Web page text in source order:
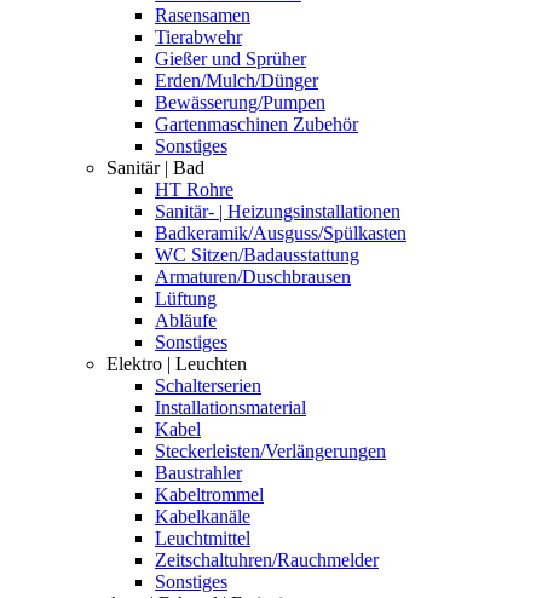
Rasensamen
Tierabwehr
Gießer und Sprüher
Erden/Mulch/Dünger
Bewässerung/Pumpen
Gartenmaschinen Zubehör
Sonstiges
Sanitär | Bad
HT Rohre
Sanitär- | Heizungsinstallationen
Badkeramik/Ausguss/Spülkasten
WC Sitzen/Badausstattung
Armaturen/Duschbrausen
Lüftung
Abläufe
Sonstiges
Elektro | Leuchten
Schalterserien
Installationsmaterial
Kabel
Steckerleisten/Verlängerungen
Baustrahler
Kabeltrommel
Kabelkanäle
Leuchtmittel
Zeitschaltuhren/Rauchmelder
Sonstiges